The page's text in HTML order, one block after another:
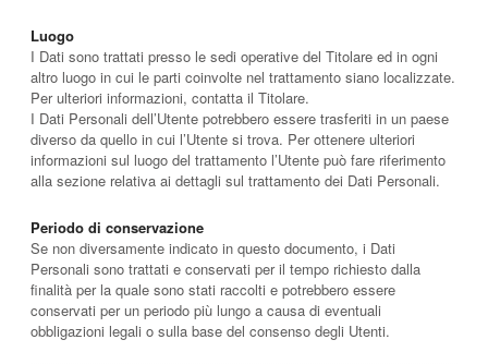
Luogo
I Dati sono trattati presso le sedi operative del Titolare ed in ogni
altro luogo in cui le parti coinvolte nel trattamento siano localizzate.
Per ulteriori informazioni, contatta il Titolare.
I Dati Personali dell’Utente potrebbero essere trasferiti in un paese
diverso da quello in cui l’Utente si trova. Per ottenere ulteriori
informazioni sul luogo del trattamento l’Utente può fare riferimento
alla sezione relativa ai dettagli sul trattamento dei Dati Personali.
Periodo di conservazione
Se non diversamente indicato in questo documento, i Dati
Personali sono trattati e conservati per il tempo richiesto dalla
finalità per la quale sono stati raccolti e potrebbero essere
conservati per un periodo più lungo a causa di eventuali
obbligazioni legali o sulla base del consenso degli Utenti.